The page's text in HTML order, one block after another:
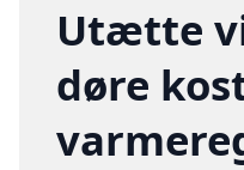
Utætte
døre